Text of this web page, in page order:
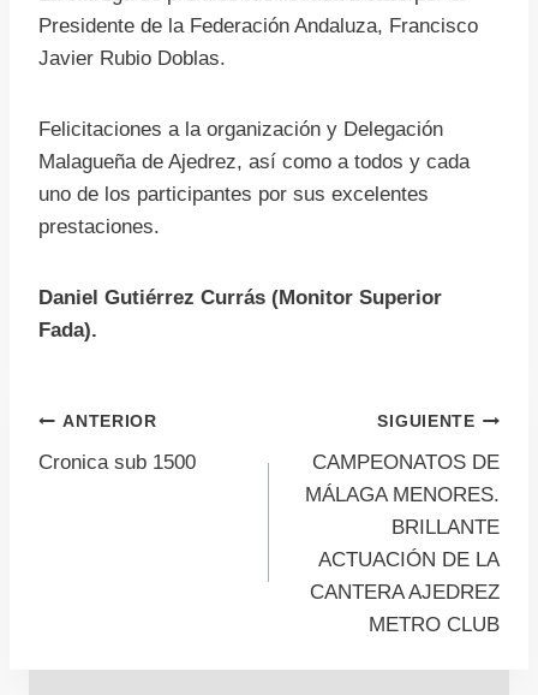
Presidente de la Federación Andaluza, Francisco
Javier Rubio Doblas.
Felicitaciones a la organización y Delegación
Malagueña de Ajedrez, así como a todos y cada
uno de los participantes por sus excelentes
prestaciones.
Daniel Gutiérrez Currás (Monitor Superior
Fada).
Navegación
ANTERIOR
Cronica sub 1500
SIGUIENTE
CAMPEONATOS DE
MÁLAGA MENORES.
BRILLANTE
ACTUACIÓN DE LA
CANTERA AJEDREZ
METRO CLUB